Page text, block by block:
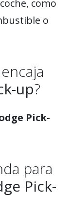
como
o
up?
Pick-
para
Pick-